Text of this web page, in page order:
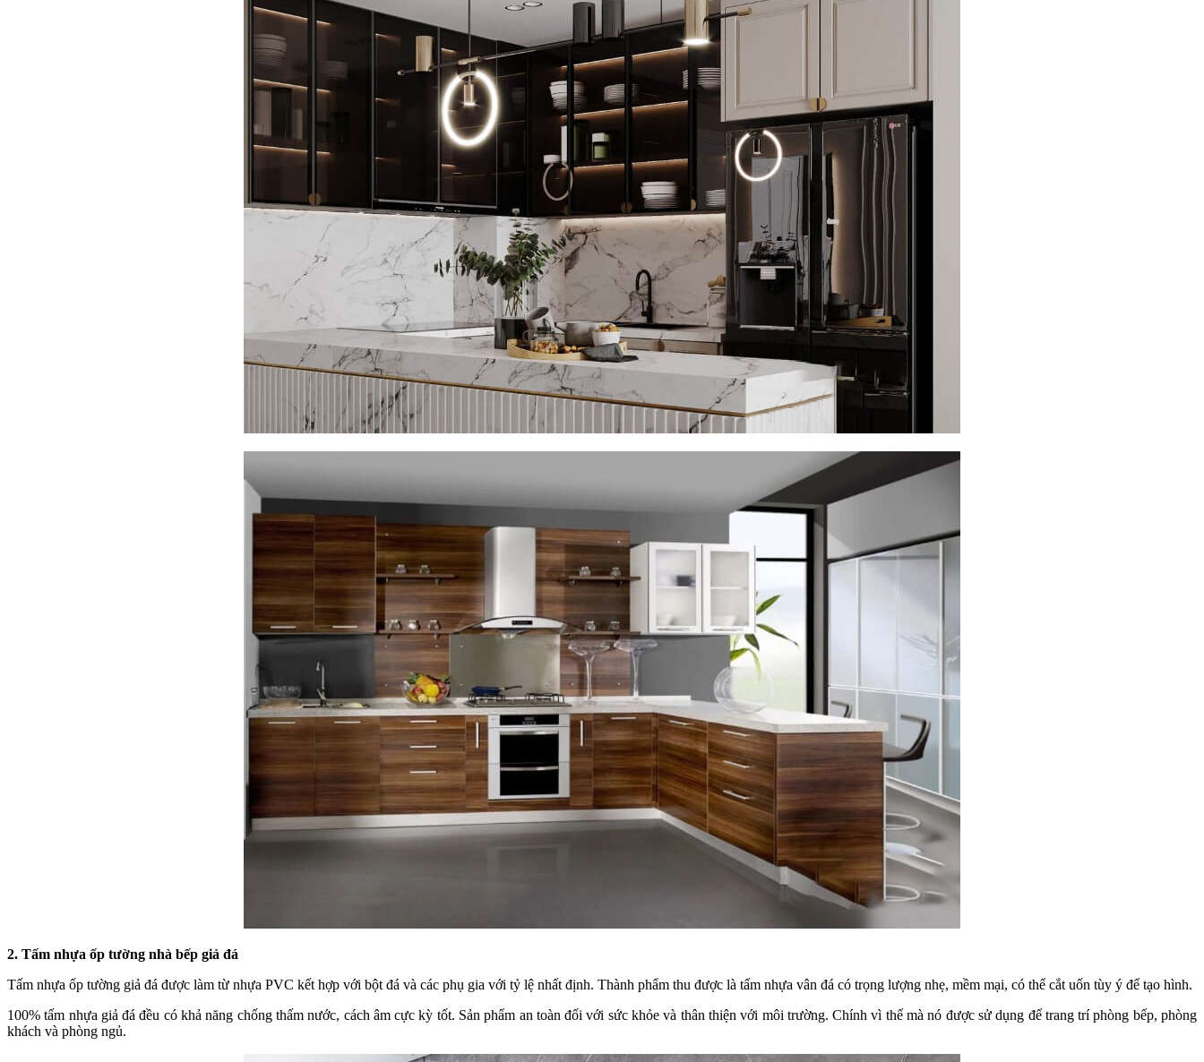
2. Tấm nhựa ốp tường nhà bếp giả đá
Tấm nhựa ốp tường giả đá được làm từ nhựa PVC kết hợp với bột đá và các phụ gia với tỷ lệ nhất định. Thành phẩm thu được là tấm nhựa vân đá có trọng lượng nhẹ, mềm mại, có thể cắt uốn tùy ý để tạo hình.
100% tấm nhựa giả đá đều có khả năng chống thấm nước, cách âm cực kỳ tốt. Sản phẩm an toàn đối với sức khỏe và thân thiện với môi trường. Chính vì thế mà nó được sử dụng để trang trí phòng bếp, phòng
khách và phòng ngủ.